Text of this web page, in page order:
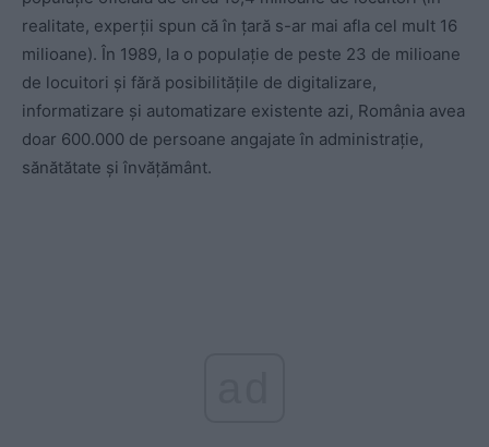
realitate, experții spun că în țară s-ar mai afla cel mult 16
milioane). În 1989, la o populație de peste 23 de milioane
de locuitori și fără posibilitățile de digitalizare,
informatizare și automatizare existente azi, România avea
doar 600.000 de persoane angajate în administrație,
sănătătate și învățământ.